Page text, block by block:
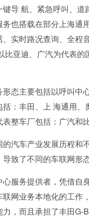
导 航、紧急呼叫、
也搭载在部分上海通
实时路况查询、全程
比亚迪、广汽为代表
主要包括以呼叫中
：丰田、上 海通用
整车厂包括：广汽和
车产业发展历程和
致了不同的车联网形
务提供者，凭借自
网业务本地化的工
，而且承担了丰田